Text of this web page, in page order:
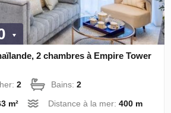
2 chambres à Empire Tower
2 Bains:2
m² Distance à la mer:400 m